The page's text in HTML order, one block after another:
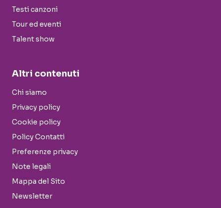
Testi canzoni
Tour ed eventi
Talent show
Altri contenuti
Chi siamo
Privacy policy
Cookie policy
Policy Contatti
Preferenze privacy
Note legali
Mappa del Sito
Newsletter